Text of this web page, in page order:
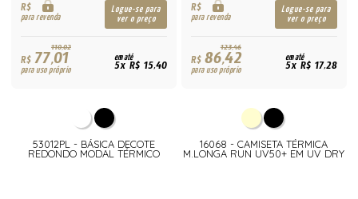
R$
para revenda
Logue-se para
ver o preço
110,02
R$77,01
para uso próprio
em até
5x R$ 15,40
53012PL - BÁSICA DECOTE
REDONDO MODAL TÉRMICO
R$
para revenda
Logue-se para
ver o preço
123,46
R$86,42
para uso próprio
em até
5x R$ 17,28
16068 - CAMISETA TÉRMICA
M.LONGA RUN UV50+ EM UV DRY